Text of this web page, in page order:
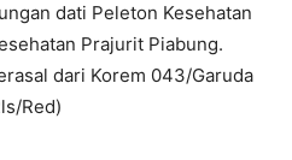
dati Peleton Kesehatan
Prajurit Piabung.
dari Korem 043/Garuda
Red)